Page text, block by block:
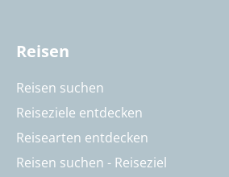
Reisen
Reisen suchen
Reiseziele entdecken
Reisearten entdecken
Reisen suchen - Reiseziel